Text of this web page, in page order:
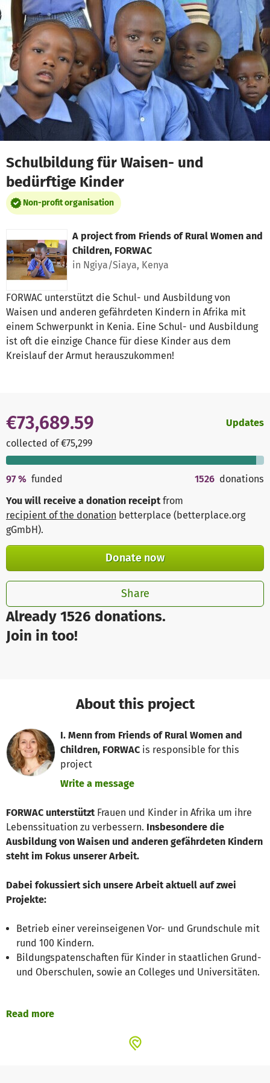
Skip to main content
Show accessibility statement
Schulbildung für Waisen- und
bedürftige Kinder
Non-profit organisation
A project from Friends of Rural Women and
Children, FORWAC
in Ngiya/Siaya, Kenya
FORWAC unterstützt die Schul- und Ausbildung von
Waisen und anderen gefährdeten Kindern in Afrika mit
einem Schwerpunkt in Kenia. Eine Schul- und Ausbildung
ist oft die einzige Chance für diese Kinder aus dem
Kreislauf der Armut herauszukommen!
Already 1526 donations.
Join in too!
€73,689.59
collected of €75,299
Updates
97% funded 1526 donations
You will receive a donation receipt from
recipient of the donation betterplace (betterplace.org
gGmbH).
Donate now
Share
About this project
I. Menn from Friends of Rural Women and
Children, FORWAC is responsible for this
project
Write a message
FORWAC unterstützt Frauen und Kinder in Afrika um ihre
Lebenssituation zu verbessern. Insbesondere die
Ausbildung von Waisen und anderen gefährdeten Kindern
steht im Fokus unserer Arbeit.
Dabei fokussiert sich unsere Arbeit aktuell auf zwei
Projekte:
Betrieb einer vereinseigenen Vor- und Grundschule mit
rund 100 Kindern.
Bildungspatenschaften für Kinder in staatlichen Grund-
und Oberschulen, sowie an Colleges und Universitäten.
FORWAC Vor- und Grundschule
insbesondere in den ländlichen Regionen, entstand die
Idee eine eigene Vor- und Grundschule zu gründen. Dazu
Read more